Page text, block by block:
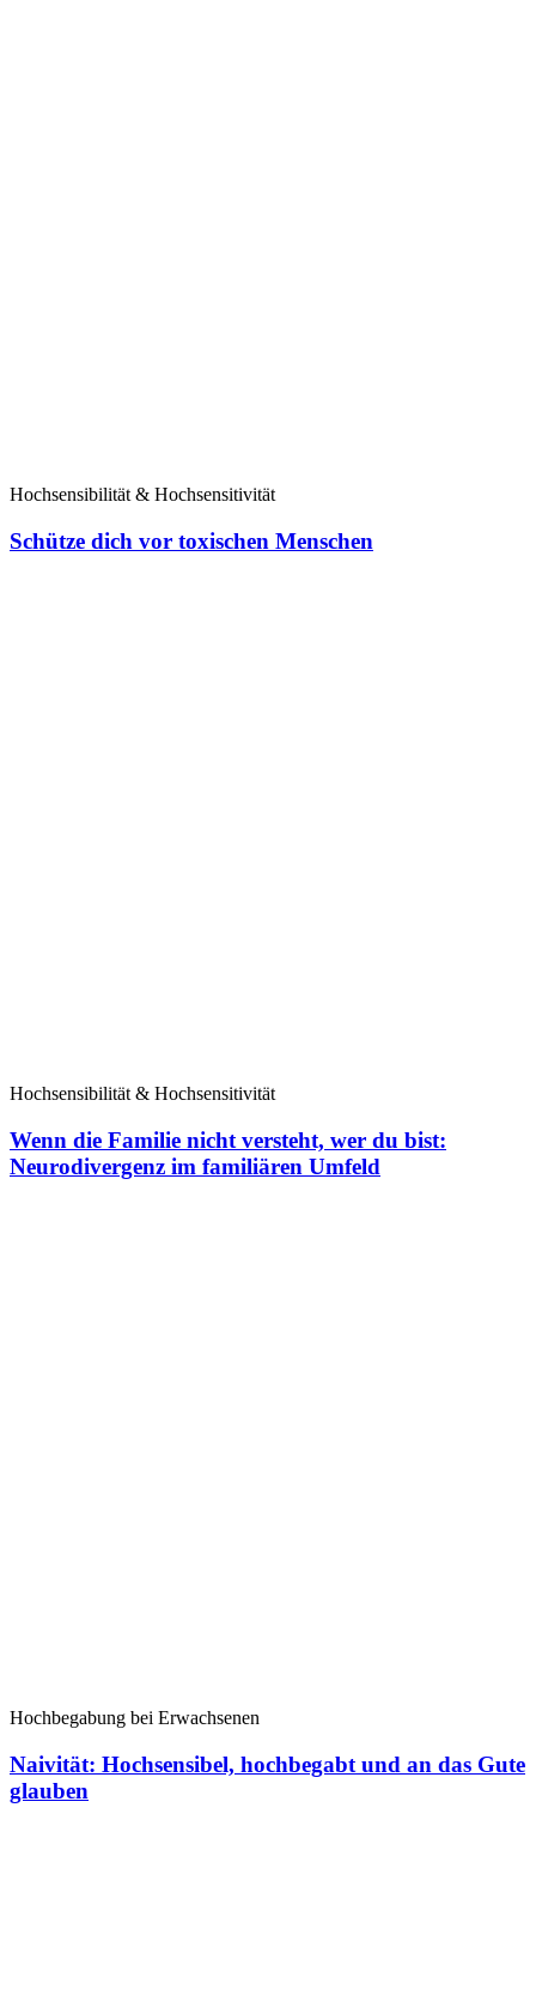
Hochsensibilität & Hochsensitivität
Schütze dich vor toxischen Menschen
Hochsensibilität & Hochsensitivität
Wenn die Familie nicht versteht, wer du bist:
Neurodivergenz im familiären Umfeld
Hochbegabung bei Erwachsenen
Naivität: Hochsensibel, hochbegabt und an das Gute
glauben